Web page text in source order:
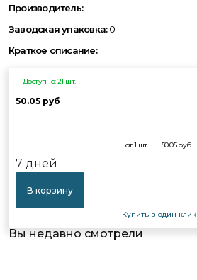
Производитель:
Заводская упаковка:0
Краткое описание:
Доступно: 21 шт.
50.05 руб
от 1 шт 50.05руб.
7 дней
В корзину
Купить в один клик
Вы недавно смотрели